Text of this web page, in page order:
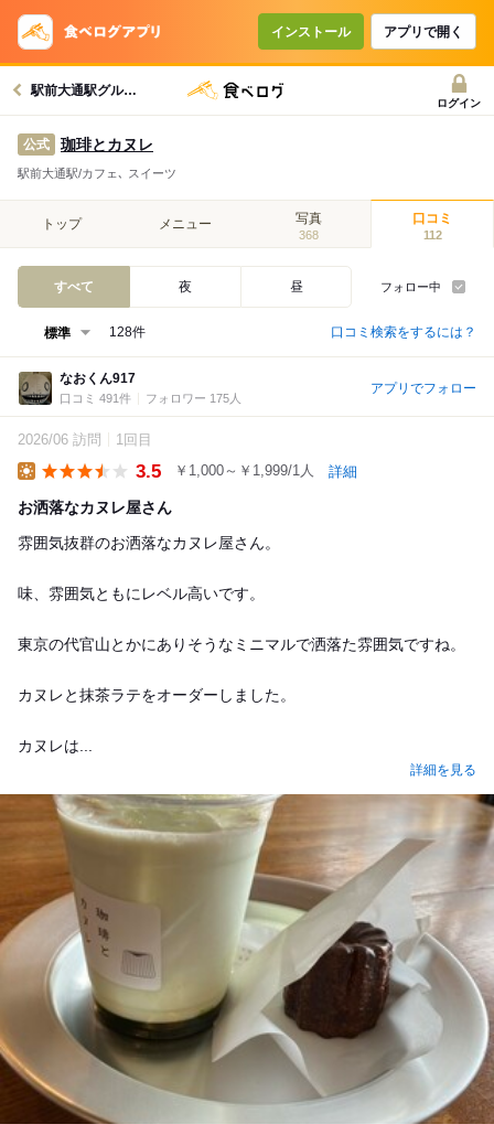
インストール アプリで開く
駅前大通駅グルメへ
ログイン
公式 珈琲とカヌレ
駅前大通駅/カフェ､ スイーツ
トップ メニュー 写真
368
口コミ
112
すべて 夜 昼 フォロー中
128件 口コミ検索をするには？
なおくん917
口コミ 491件 フォロワー 175人
アプリでフォロー
2026/06 訪問 1回目
3.5 ￥1,000～￥1,999/1人 詳細
お洒落なカヌレ屋さん
雰囲気抜群のお洒落なカヌレ屋さん。
味、雰囲気ともにレベル高いです。
東京の代官山とかにありそうなミニマルで洒落た雰囲気ですね。
カヌレと抹茶ラテをオーダーしました。
カヌレは...
詳細を見る